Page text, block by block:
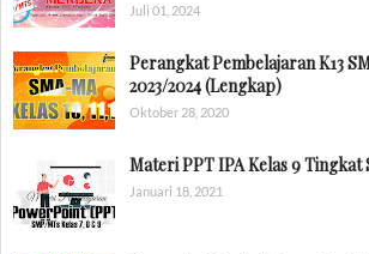
Juli 01, 2024
Perangkat Pembelajaran K13
2023/2024 (Lengkap)
Oktober 28, 2020
Materi PPT IPA Kelas 9 Tingkat
Januari 18, 2021